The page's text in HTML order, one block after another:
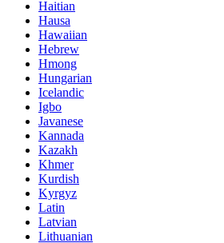
Haitian
Hausa
Hawaiian
Hebrew
Hmong
Hungarian
Icelandic
Igbo
Javanese
Kannada
Kazakh
Khmer
Kurdish
Kyrgyz
Latin
Latvian
Lithuanian